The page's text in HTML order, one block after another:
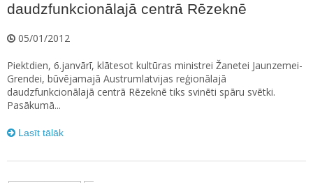
daudzfunkcionālajā centrā Rēzeknē
05/01/2012
Piektdien, 6.janvārī, klātesot kultūras ministrei Žanetei Jaunzemei-
Grendei, būvējamajā Austrumlatvijas reģionālajā
daudzfunkcionālajā centrā Rēzeknē tiks svinēti spāru svētki.
Pasākumā...
Lasīt tālāk